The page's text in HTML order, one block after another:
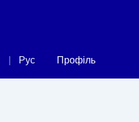
Рус Профіль